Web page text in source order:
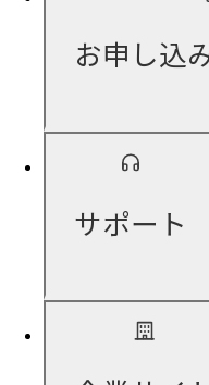
お申し込
サポート